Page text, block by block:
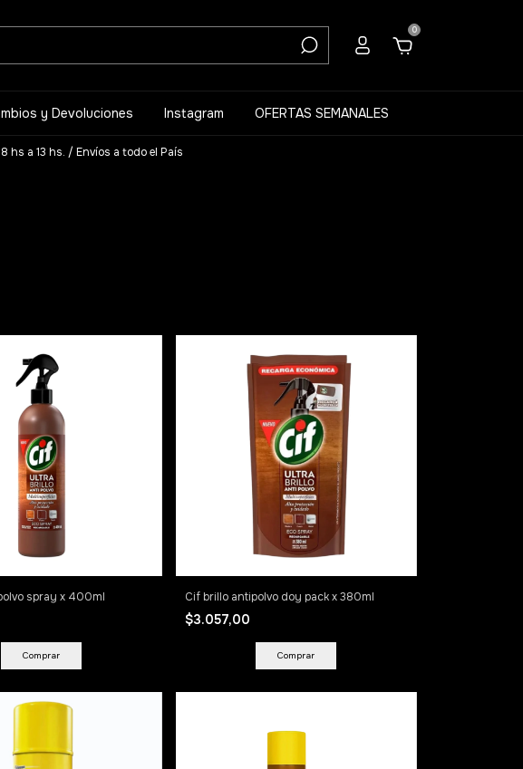
0
y Devoluciones Instagram OFERTAS SEMANALES
hs a 13 hs. / Envíos a todo el País
spray x 400ml Cif brillo antipolvo doy pack x 380ml
$3.057,00